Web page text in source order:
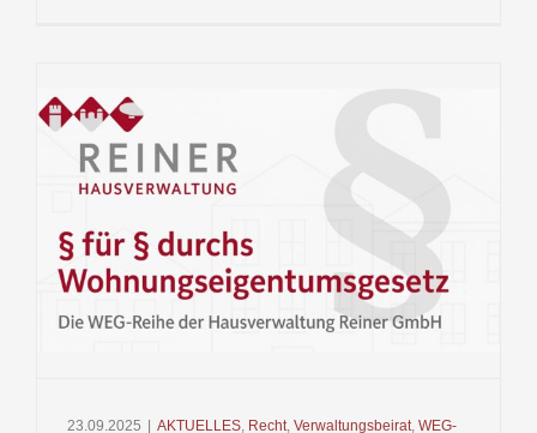
23.09.2025 AKTUELLES, Recht, Verwaltungsbeirat, WEG-